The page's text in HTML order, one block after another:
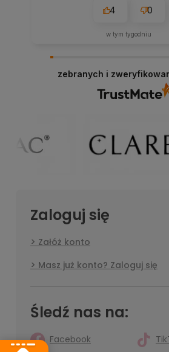
rozważałam to czy bym
4 0
w tym tygodniu
zebranych i
Zaloguj się
Załóż konto
Masz już konto? Zaloguj się
Śledź nas na:
Facebook